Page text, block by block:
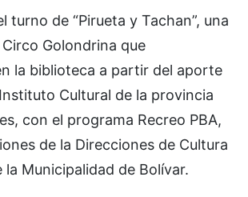
turno de “Pirueta y Tachan”, una
Golondrina que
la biblioteca a partir del aporte
Cultural de la provincia
con el programa Recreo PBA,
de la Direcciones de Cultura
la Municipalidad de Bolívar.